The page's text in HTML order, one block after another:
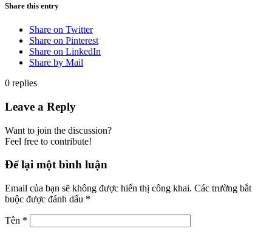
Share this entry
Share on Twitter
Share on Pinterest
Share on LinkedIn
Share by Mail
0 replies
Leave a Reply
Want to join the discussion?
Feel free to contribute!
Để lại một bình luận
Email của bạn sẽ không được hiển thị công khai. Các trường bắt
buộc được đánh dấu *
Tên *